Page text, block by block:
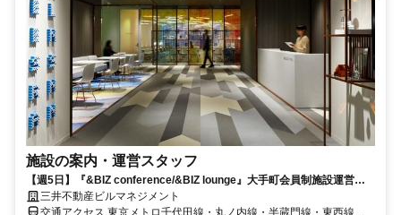
施設の案内・運営スタッフ
【週5日】『&BIZ conference/&BIZ lounge』大手町会員制施設運営事
務のお仕事
三井不動産ビルマネジメント